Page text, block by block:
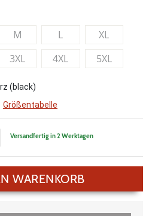
M L
XL
3XL 4XL 5XL
(black)
Größentabelle
Versandfertig in 2 Werktagen
WARENKORB